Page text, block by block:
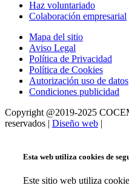
Haz voluntariado
Colaboración empresarial
Mapa del sitio
Aviso Legal
Política de Privacidad
Política de Cookies
Autorización uso de datos
Condiciones publicidad
Copyright @2019-2025
reservados | Diseño web |
Esta web utiliza cookies de
Este sitio web utiliza